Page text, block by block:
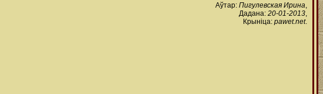
Аўтар: Пигулевская Ирина,
Дадана: 20-01-2013,
Крыніца: pawet.net.